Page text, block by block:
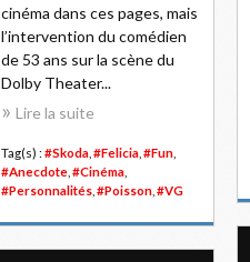
cinéma dans ces pages, mais
l’intervention du comédien
de 53 ans sur la scène du
Dolby Theater...
Lire la suite
Tag(s) : #Skoda #Felicia #Fun
#Anecdote #Cinéma
#Personnalités #Poisson #VG